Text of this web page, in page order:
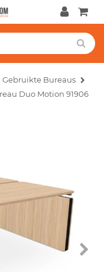
Gebruikte Bureaus
Duo Motion 91906